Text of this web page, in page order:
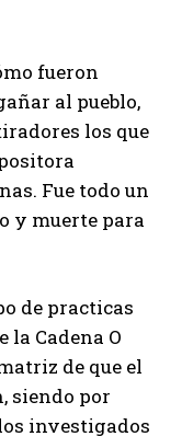
fueron
al pueblo,
los que
Fue todo un
y muerte para
de practicas
la Cadena O
de que el
siendo por
investigados